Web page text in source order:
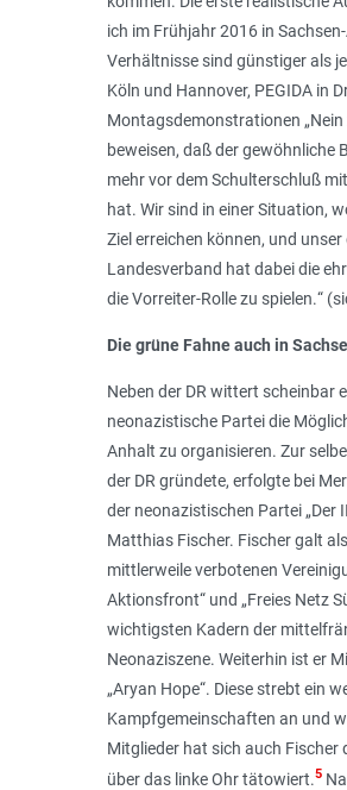
ich im Frühjahr 2016 in
Verhältnisse sind günstiger als
Köln und Hannover, PEGIDA in
Montagsdemonstrationen „Nein
beweisen, daß der gewöhnliche
mehr vor dem Schulterschluß
hat. Wir sind in einer Situation,
Ziel erreichen können, und
Landesverband hat dabei die
die Vorreiter-Rolle zu spielen.“
Die grüne Fahne auch in
Neben der DR wittert scheinbar
neonazistische Partei die
Anhalt zu organisieren. Zur
der DR gründete, erfolgte bei
der neonazistischen Partei „Der
Matthias Fischer. Fischer galt
mittlerweile verbotenen
Aktionsfront“ und „Freies Netz
wichtigsten Kadern der
Neonaziszene. Weiterhin ist er
„Aryan Hope“. Diese strebt ein
Kampfgemeinschaften an und
Mitglieder hat sich auch Fischer
über das linke Ohr tätowiert.5